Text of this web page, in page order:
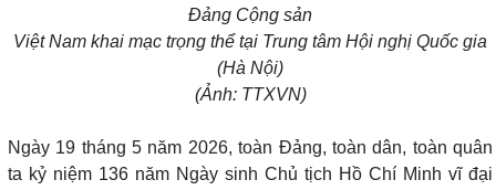
Đảng Cộng sản
Việt Nam khai mạc trọng thể tại Trung tâm Hội nghị Quốc gia
(Hà Nội)
(Ảnh: TTXVN)
Ngày 19 tháng 5 năm 2026, toàn Đảng, toàn dân, toàn quân
ta kỷ niệm 136 năm Ngày sinh Chủ tịch Hồ Chí Minh vĩ đại